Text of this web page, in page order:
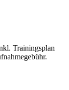
Trainingsplan